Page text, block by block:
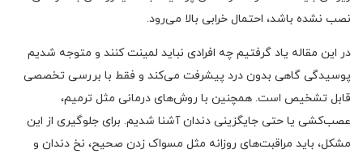
نصب نشده باشد، احتمال خرابی بالا می‌رود.
در این مقاله یاد گرفتیم چه افرادی نباید لمینت کنند و متوجه شدیم
پوسیدگی گاهی بدون درد پیشرفت می‌کند و فقط با بررسی تخصصی
قابل تشخیص است. همچنین با روش‌های درمانی مثل ترمیم،
عصب‌کشی یا حتی جایگزینی دندان آشنا شدیم. برای جلوگیری از این
مشکل، باید مراقبت‌های روزانه مثل مسواک زدن صحیح، نخ دندان و